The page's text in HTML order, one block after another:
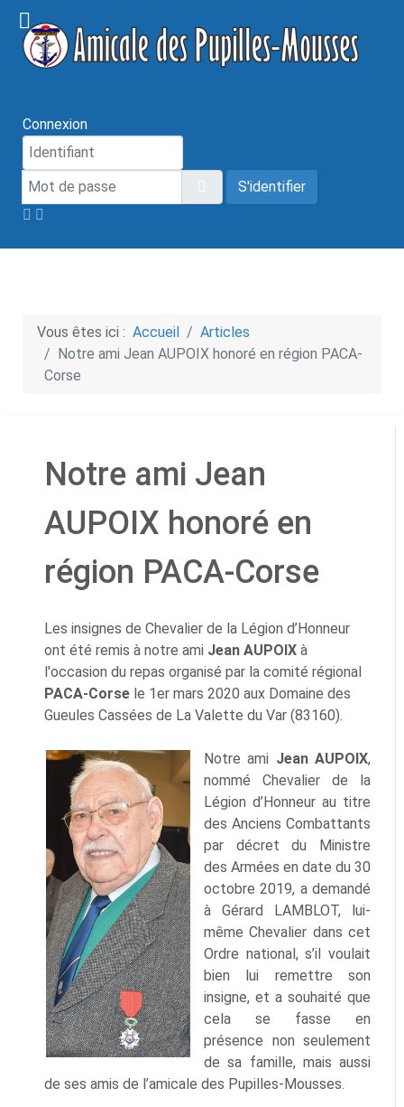
Connexion
Mot de passe Afficher le mot de passe
S'identifier
Vous êtes ici : Accueil
Articles
Notre ami Jean AUPOIX honoré en région PACA-
Corse
Notre ami Jean
AUPOIX honoré en
région PACA-Corse
Les insignes de Chevalier de la Légion d’Honneur
ont été remis à notre ami Jean AUPOIX à
l'occasion du repas organisé par la comité régional
PACA-Corse le 1er mars 2020 aux Domaine des
Gueules Cassées de La Valette du Var (83160).
Notre ami Jean AUPOIX,
nommé Chevalier de la
Légion d’Honneur au titre
des Anciens Combattants
par décret du Ministre
des Armées en date du 30
octobre 2019, a demandé
à Gérard LAMBLOT, lui-
même Chevalier dans cet
Ordre national, s’il voulait
bien lui remettre son
insigne, et a souhaité que
cela se fasse en
présence non seulement
de sa famille, mais aussi
de ses amis de l’amicale des Pupilles-Mousses.